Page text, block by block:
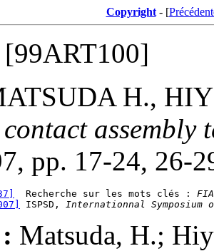
Copyright- [
[99ART100]
H.,
pp. 17-24, 26-
  Recherche sur les mots clés :
ISPSD, Internationnal Symposium
Matsuda, H.;